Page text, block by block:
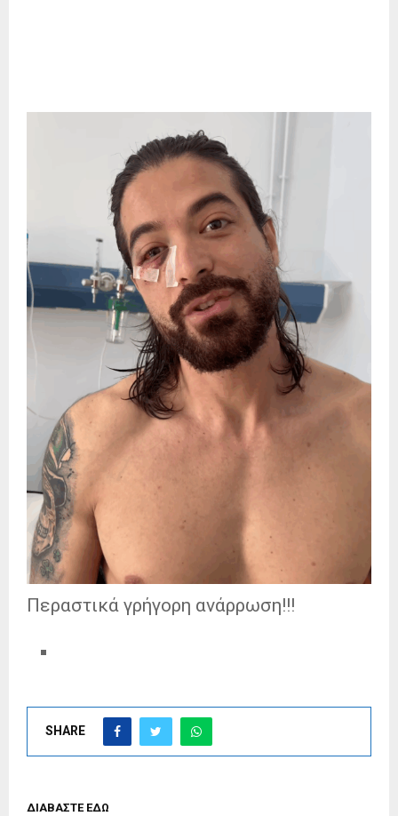
Περαστικά γρήγορη ανάρρωση!!!
SHARE
ΔΙΑΒΑΣΤΕ ΕΔΩ